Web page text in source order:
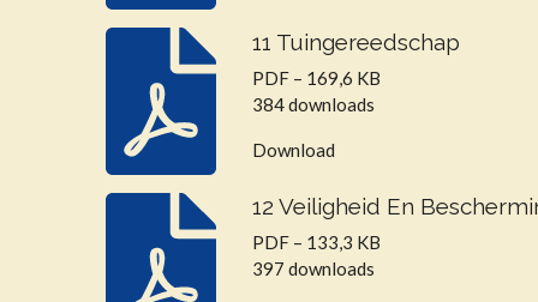
11 Tuingereedschap
PDF – 169,6 KB
384 downloads
Download
12 Veiligheid En
PDF – 133,3 KB
397 downloads